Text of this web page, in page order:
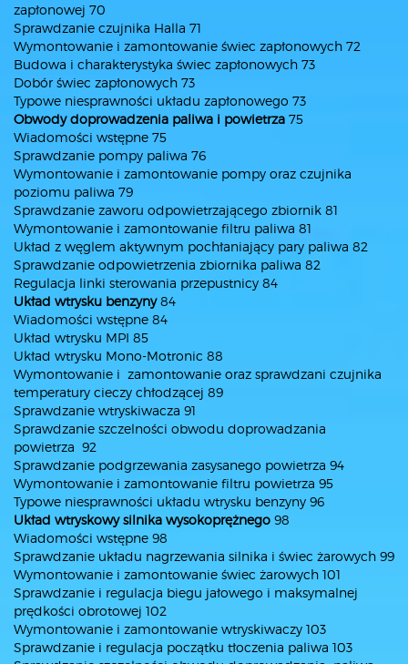
zapłonowej 70
Sprawdzanie czujnika Halla 71
Wymontowanie i zamontowanie świec zapłonowych 72
Budowa i charakterystyka świec zapłonowych 73
Dobór świec zapłonowych 73
Typowe niesprawności układu zapłonowego 73
Obwody doprowadzenia paliwa i powietrza 75
Wiadomości wstępne 75
Sprawdzanie pompy paliwa 76
Wymontowanie i zamontowanie pompy oraz czujnika
poziomu paliwa 79
Sprawdzanie zaworu odpowietrzającego zbiornik 81
Wymontowanie i zamontowanie filtru paliwa 81
Układ z węglem aktywnym pochłaniający pary paliwa 82
Sprawdzanie odpowietrzenia zbiornika paliwa 82
Regulacja linki sterowania przepustnicy 84
Układ wtrysku benzyny84
Wiadomości wstępne 84
Układ wtrysku MPI 85
Układ wtrysku Mono-Motronic 88
Wymontowanie i zamontowanie oraz sprawdzani czujnika
temperatury cieczy chłodzącej 89
Sprawdzanie wtryskiwacza 91
Sprawdzanie szczelności obwodu doprowadzania
powietrza 92
Sprawdzanie podgrzewania zasysanego powietrza 94
Wymontowanie i zamontowanie filtru powietrza 95
Typowe niesprawności układu wtrysku benzyny 96
Układ wtryskowy silnika wysokoprężnego 98
Wiadomości wstępne 98
Sprawdzanie układu nagrzewania silnika i świec żarowych 99
Wymontowanie i zamontowanie świec żarowych 101
Sprawdzanie i regulacja biegu jałowego i maksymalnej
prędkości obrotowej 102
Wymontowanie i zamontowanie wtryskiwaczy 103
Sprawdzanie i regulacja początku tłoczenia paliwa 103